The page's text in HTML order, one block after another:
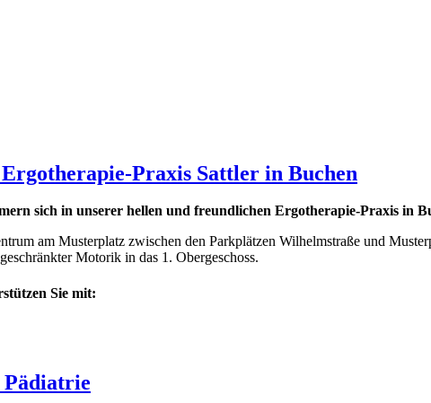
Praxis Sattler in Buchen
sich in unserer hellen und freundlichen Ergotherapie-Praxis in
am Musterplatz zwischen den Parkplätzen Wilhelmstraße und
Motorik in das 1. Obergeschoss.
Sie mit: